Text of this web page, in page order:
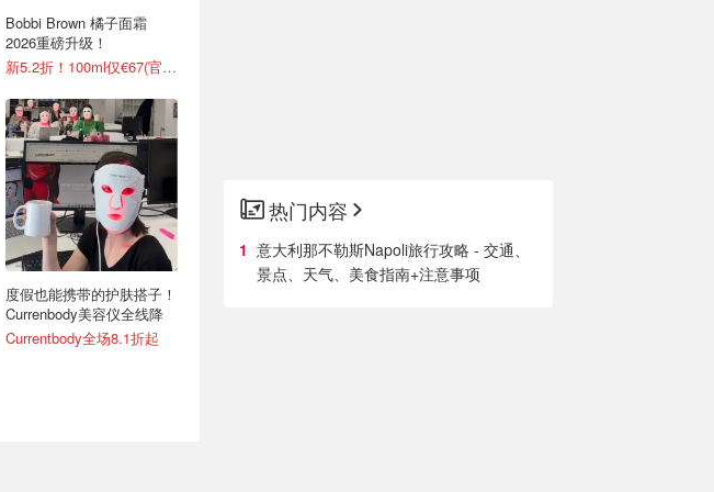
Bobbi Brown 橘子面霜
2026重磅升级！
新5.2折！100ml仅€67(官€127)
度假也能携带的护肤搭子！
Currenbody美容仪全线降
Currentbody全场8.1折起
热门内容
意大利那不勒斯Napoli旅行攻略 - 交通、
景点、天气、美食指南+注意事项